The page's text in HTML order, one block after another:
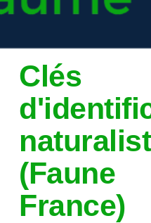
Clés
France)